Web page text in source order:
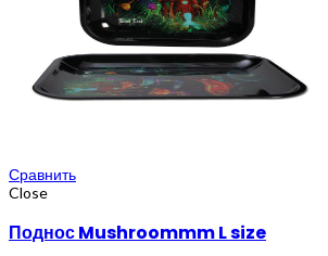
Сравнить
Close
Поднос Mushroommm L size